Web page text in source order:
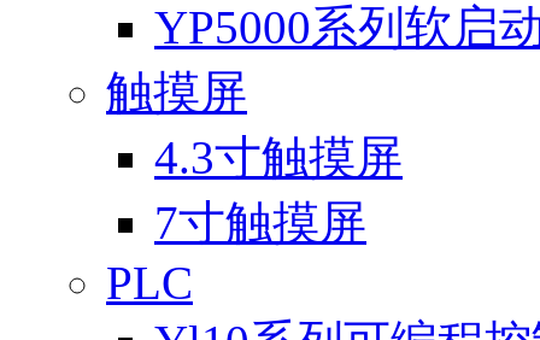
YP5000系列软启
触摸屏
4.3寸触摸屏
7寸触摸屏
PLC